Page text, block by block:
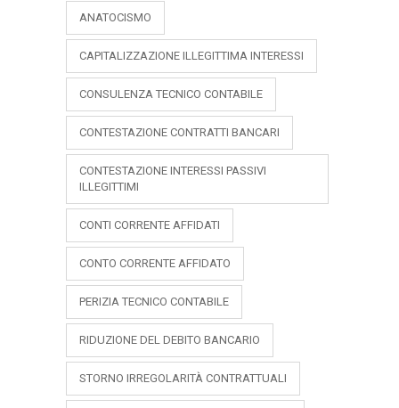
ANATOCISMO
CAPITALIZZAZIONE ILLEGITTIMA INTERESSI
CONSULENZA TECNICO CONTABILE
CONTESTAZIONE CONTRATTI BANCARI
CONTESTAZIONE INTERESSI PASSIVI
ILLEGITTIMI
CONTI CORRENTE AFFIDATI
CONTO CORRENTE AFFIDATO
PERIZIA TECNICO CONTABILE
RIDUZIONE DEL DEBITO BANCARIO
STORNO IRREGOLARITÀ CONTRATTUALI